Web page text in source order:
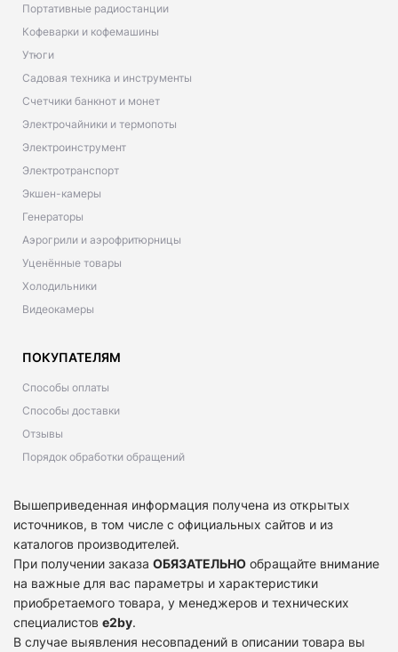
Портативные радиостанции
Кофеварки и кофемашины
Утюги
Садовая техника и инструменты
Счетчики банкнот и монет
Электрочайники и термопоты
Электроинструмент
Электротранспорт
Экшен-камеры
Генераторы
Аэрогрили и аэрофритюрницы
Уценённые товары
Холодильники
Видеокамеры
ПОКУПАТЕЛЯМ
Способы оплаты
Способы доставки
Отзывы
Порядок обработки обращений
Вышеприведенная информация получена из открытых
источников, в том числе с официальных сайтов и из
каталогов производителей.
При получении заказа ОБЯЗАТЕЛЬНО обращайте внимание
на важные для вас параметры и характеристики
приобретаемого товара, у менеджеров и технических
специалистов e2by.
В случае выявления несовпадений в описании товара вы